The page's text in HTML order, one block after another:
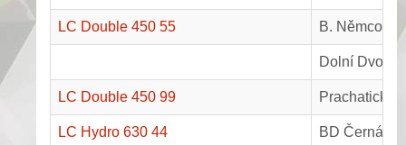
LC Double 450 55 B. Němcové
Dolní
LC Double 450 99 Prachatická
LC Hydro 630 44 BD Černá v